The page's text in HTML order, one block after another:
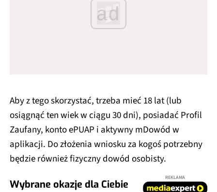
ad
Aby z tego skorzystać, trzeba mieć 18 lat (lub
osiągnąć ten wiek w ciągu 30 dni), posiadać Profil
Zaufany, konto ePUAP i aktywny mDowód w
aplikacji. Do złożenia wniosku za kogoś potrzebny
będzie również fizyczny dowód osobisty.
Wybrane okazje dla Ciebie
REKLAMA